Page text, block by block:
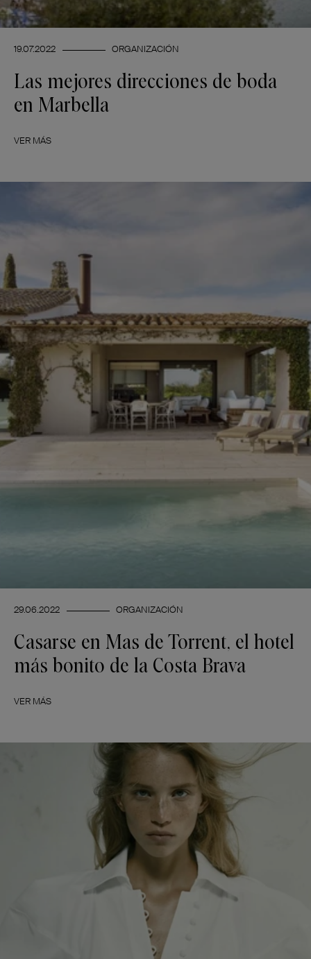
19.07.2022 ORGANIZACIÓN
Las mejores direcciones de boda
en Marbella
VER MÁS
29.06.2022 ORGANIZACIÓN
Casarse en Mas de Torrent, el hotel
más bonito de la Costa Brava
VER MÁS